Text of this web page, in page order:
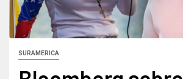
SURAMERICA